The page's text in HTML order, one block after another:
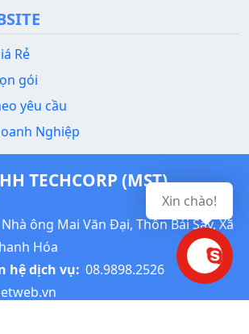
Rẻ
gói
yêu cầu
Nghiệp
TECHCORP (MST)
Nhà ông Mai Văn Đại, Thôn Bái Sậy, Xã
Hóa
hệ dịch vụ: 08.9898.2526
Xin chào!